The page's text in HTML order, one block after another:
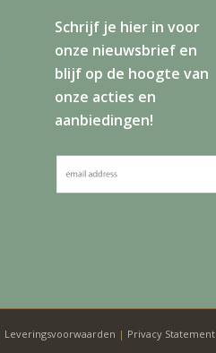
Schrijf je hier in voor
onze nieuwsbrief en
blijf op de hoogte van
onze acties en
aanbiedingen!
Leveringsvoorwaarden | Privacy Statement